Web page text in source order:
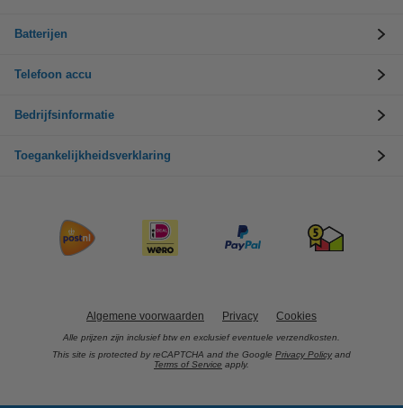
Batterijen
Telefoon accu
Bedrijfsinformatie
Toegankelijkheidsverklaring
Algemene voorwaarden Privacy Cookies
Alle prijzen zijn inclusief btw en exclusief eventuele verzendkosten.
This site is protected by reCAPTCHA and the Google Privacy Policy and
Terms of Service apply.